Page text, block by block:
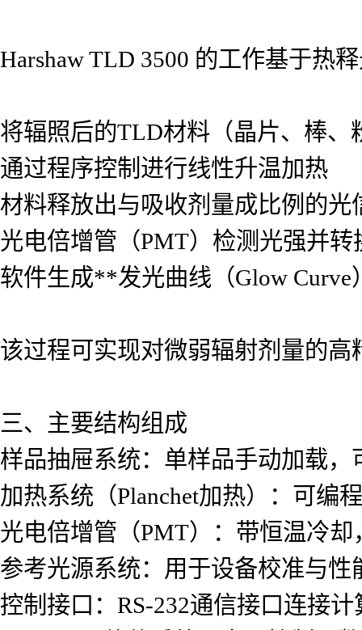
Harshaw TLD 3500 的工作基于热
将辐照后的TLD材料（晶片、棒、
通过程序控制进行线性升温加热
材料释放出与吸收剂量成比例的光
光电倍增管（PMT）检测光强并转
软件生成**发光曲线（Glow
该过程可实现对微弱辐射剂量的高
三、主要结构组成
样品抽屉系统：单样品手动加载，
加热系统（Planchet加热）：可编
光电倍增管（PMT）：带恒温冷却
参考光源系统：用于设备校准与性
控制接口：RS-232通信接口连接计